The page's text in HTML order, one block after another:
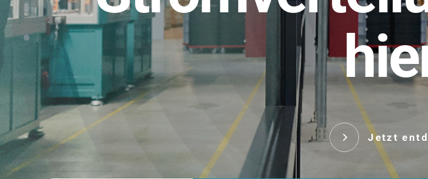
Jetzt
NEO CEE: Energieverteilung mit System. Robust im Alltag,
effizient in der Installation, zukunftsfähig im Ausbau.